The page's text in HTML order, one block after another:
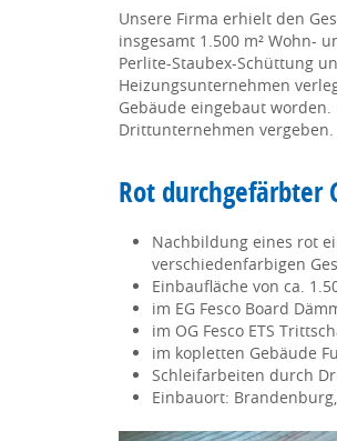
Unsere Firma erhielt den
insgesamt 1.500 m² Wohn-
Perlite-Staubex-Schüttung
Heizungsunternehmen
Gebäude eingebaut
Drittunternehmen vergeben.
Rot durchgefärbter
Nachbildung eines rot
verschiedenfarbigen
Einbaufläche von ca.
im EG Fesco Board
im OG Fesco ETS
im kopletten Gebäude
Schleifarbeiten durch
Einbauort: